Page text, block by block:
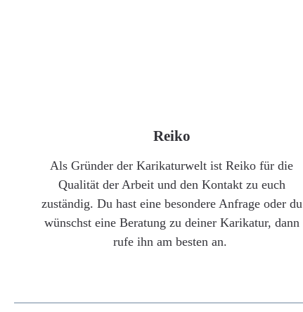
Reiko
Als Gründer der Karikaturwelt ist Reiko für die
Qualität der Arbeit und den Kontakt zu euch
zuständig. Du hast eine besondere Anfrage oder du
wünschst eine Beratung zu deiner Karikatur, dann
rufe ihn am besten an.